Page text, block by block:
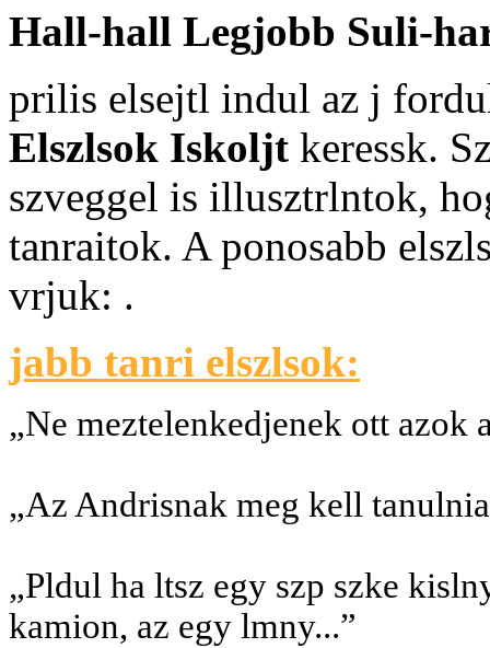
Hall-hall Legjobb Suli-
prilis elsejtl indul az j
Elszlsok Iskoljt keressk.
szveggel is illusztrlntok,
tanraitok. A ponosabb
vrjuk: .
jabb tanri elszlsok:
„Ne meztelenkedjenek ott azok
„Az Andrisnak meg kell
„Pldul ha ltsz egy szp szke
kamion, az egy lmny...”